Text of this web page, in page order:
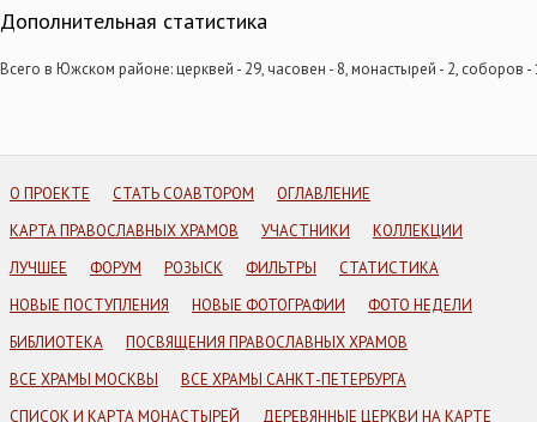
Дополнительная статистика
Всего в Южском районе: церквей - 29, часовен - 8, монастырей - 2, соборов
О ПРОЕКТЕ СТАТЬ СОАВТОРОМ
ОГЛАВЛЕНИЕ
КАРТА ПРАВОСЛАВНЫХ ХРАМОВ
УЧАСТНИКИ
КОЛЛЕКЦИИ
ЛУЧШЕЕ
ФОРУМ РОЗЫСК ФИЛЬТРЫ
СТАТИСТИКА
НОВЫЕ ПОСТУПЛЕНИЯ
НОВЫЕ ФОТОГРАФИИ
ФОТО НЕДЕЛИ
БИБЛИОТЕКА
ПОСВЯЩЕНИЯ ПРАВОСЛАВНЫХ ХРАМОВ
ВСЕ ХРАМЫ МОСКВЫ
ВСЕ ХРАМЫ САНКТ-ПЕТЕРБУРГА
СПИСОК И КАРТА МОНАСТЫРЕЙ
ДЕРЕВЯННЫЕ ЦЕРКВИ НА КАРТЕ